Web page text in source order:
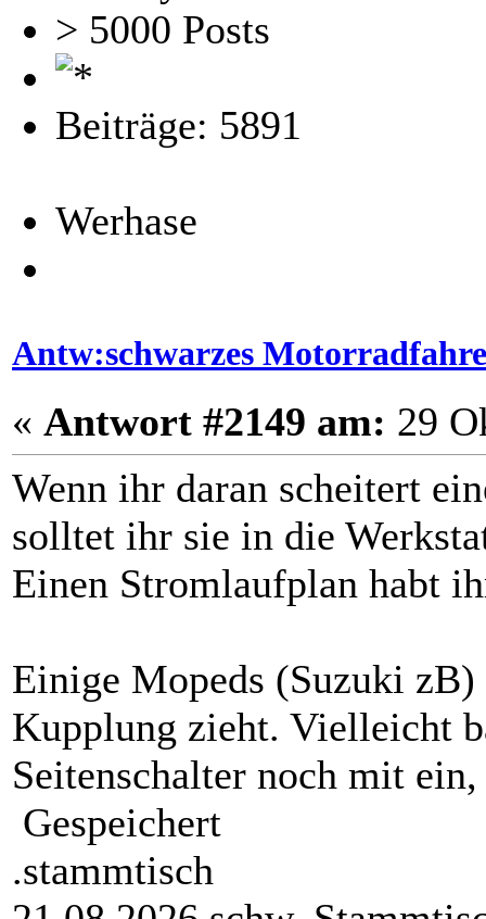
> 5000 Posts
Beiträge: 5891
Werhase
Antw:schwarzes
« Antwort #2149 am: 29
Wenn ihr daran scheitert
solltet ihr sie in die
Einen Stromlaufplan habt
Einige Mopeds (Suzuki
Kupplung zieht. Vielleicht
Seitenschalter noch mit
Gespeichert
.stammtisch